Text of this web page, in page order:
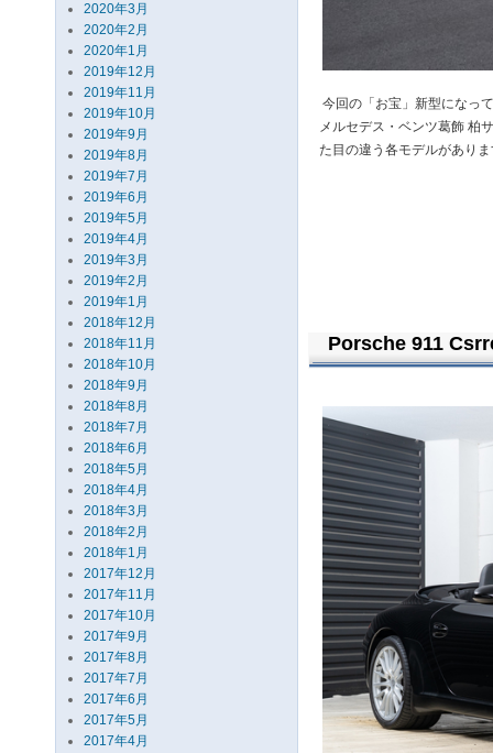
2020年3月
2020年2月
2020年1月
2019年12月
2019年11月
2019年10月
2019年9月
2019年8月
2019年7月
2019年6月
2019年5月
2019年4月
2019年3月
2019年2月
2019年1月
2018年12月
2018年11月
2018年10月
2018年9月
2018年8月
2018年7月
2018年6月
2018年5月
2018年4月
2018年3月
2018年2月
2018年1月
2017年12月
2017年11月
2017年10月
2017年9月
2017年8月
2017年7月
2017年6月
2017年5月
2017年4月
今回の「お宝」新型になっ
メルセデス・ベンツ葛飾 柏
た目の違う各モデルがあり
Porsche 911